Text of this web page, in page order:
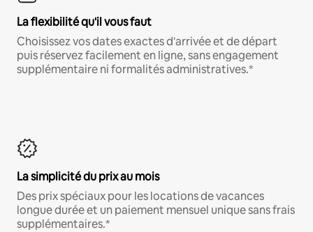
La flexibilité qu'il vous faut
Choisissez vos dates exactes d'arrivée et de départ
puis réservez facilement en ligne, sans engagement
supplémentaire ni formalités administratives.*
La simplicité du prix au mois
Des prix spéciaux pour les locations de vacances
longue durée et un paiement mensuel unique sans frais
supplémentaires.*